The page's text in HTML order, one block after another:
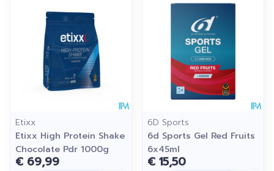
Etixx
Etixx High Protein Shake
Chocolate Pdr 1000g
€ 69,99
6D Sports
6d Sports Gel Red Fruits
6x45ml
€ 15,50